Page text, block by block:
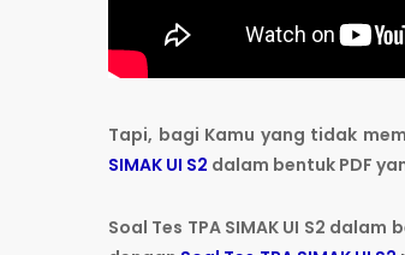
Tapi, bagi Kamu yang tidak
SIMAK UI S2 dalam bentuk PDF
Soal Tes TPA SIMAK UI S2